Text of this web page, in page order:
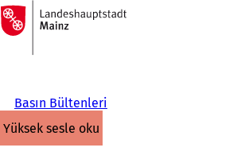
İçeriğe atla
Ana
sayfaya
Basın Bültenleri
yüksek sesle oku